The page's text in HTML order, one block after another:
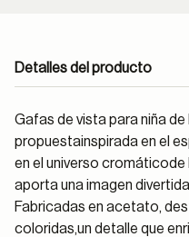
Detalles del producto
Gafas de vista para niña
propuestainspirada en el
en el universo
aporta una imagen
Fabricadas en acetato,
coloridas,un detalle que